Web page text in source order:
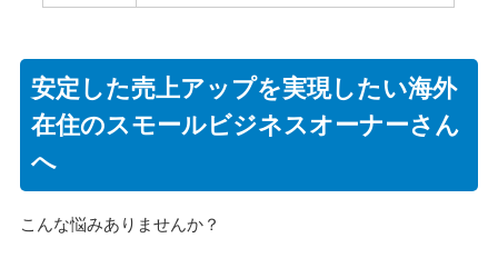
安定した売上アップを実現したい海外
在住のスモールビジネスオーナーさん
へ
こんな悩みありませんか？